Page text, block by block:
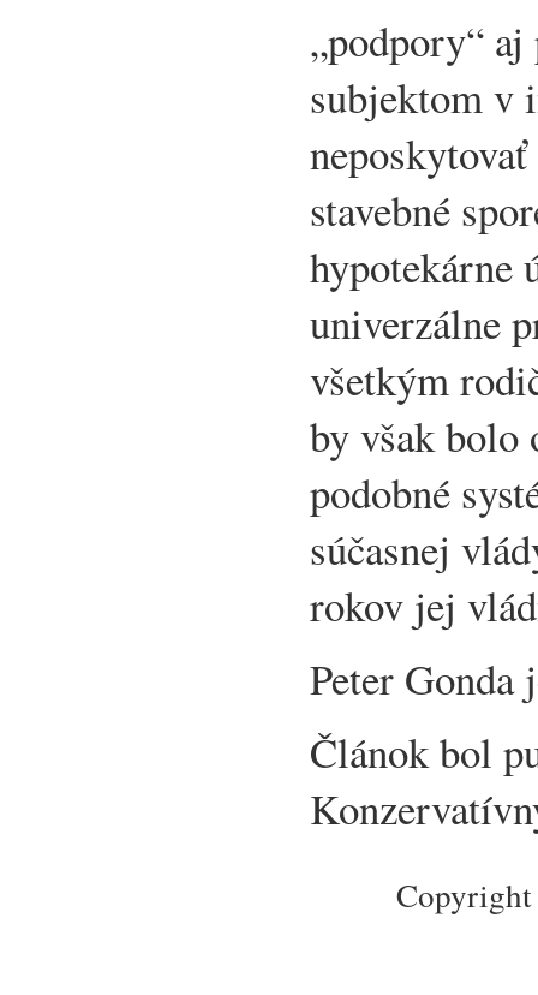
„podpory“
subjektom v
stavebné
hypotekárne
univerzálne
všetkým
by však bolo
podobné
súčasnej
rokov jej
Peter
Článok bol